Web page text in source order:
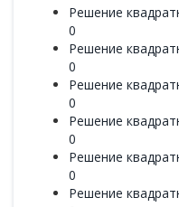
Решение
0
Решение
0
Решение
0
Решение
0
Решение
0
Решение